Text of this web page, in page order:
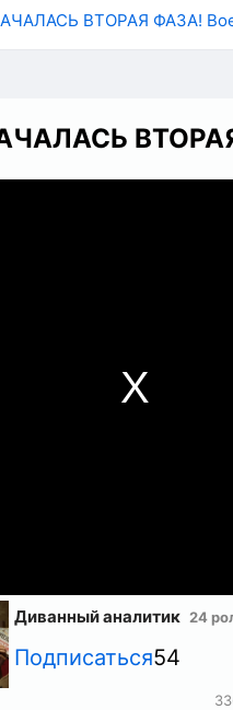
ВТОРАЯ ФАЗА! Военный эксперт о спецоперации
Диванный аналитик 24
Подписаться54